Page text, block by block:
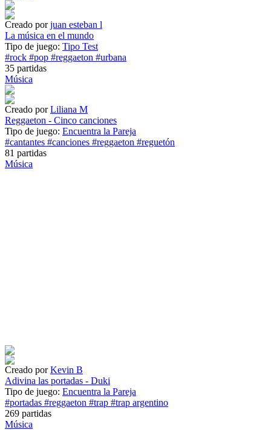
Creado porjuan esteban l
La música en el mundo
Tipo de juego: Tipo Test
#rock #pop #reggaeton #urbana
35 partidas
Música
Creado porLiliana M
Reggaeton - Cinco canciones
Tipo de juego: Encuentra la Pareja
#cantantes #canciones #reggaeton #reguetón
81 partidas
Música
Creado porKevin B
Adivina las portadas - Duki
Tipo de juego: Encuentra la Pareja
#portadas #reggaeton #trap #trap argentino
269 partidas
Música